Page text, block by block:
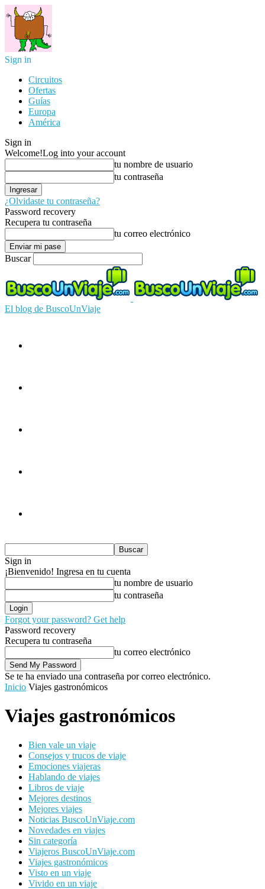
Sign in
Circuitos
Ofertas
Guías
Europa
América
Sign in
Welcome!Log into your account
tu nombre de usuario
tu contraseña
¿Olvidaste tu contraseña?
Password recovery
Recupera tu contraseña
tu correo electrónico
Buscar
El blog de BuscoUnViaje
Sign in
¡Bienvenido! Ingresa en tu cuenta
tu nombre de usuario
tu contraseña
Forgot your password? Get help
Password recovery
Recupera tu contraseña
tu correo electrónico
Se te ha enviado una contraseña por correo electrónico.
Inicio Viajes gastronómicos
Viajes gastronómicos
Bien vale un viaje
Consejos y trucos de viaje
Emociones viajeras
Hablando de viajes
Libros de viaje
Mejores destinos
Mejores viajes
Noticias BuscoUnViaje.com
Novedades en viajes
Sin categoría
Viajeros BuscoUnViaje.com
Viajes gastronómicos
Visto en un viaje
Vivido en un viaje